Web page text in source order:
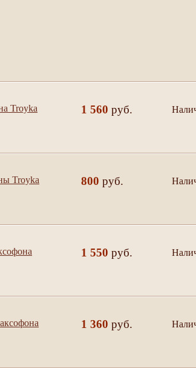
Troyka
1 560 руб.
Troyka
800 руб.
1 550 руб.
1 360 руб.